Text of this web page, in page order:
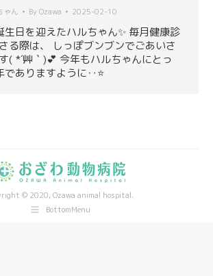
ゃん By Ozawa 2025-02-10
生日を迎えたハルちゃん✨ 毎月健康診
る際は、 しっぽブンブンでごあいさ
( *´艸｀)💕 今年もハルちゃんにとっ
でありますように‥⭐
© 2020, Ozawa animal hospital.
BottomMenu